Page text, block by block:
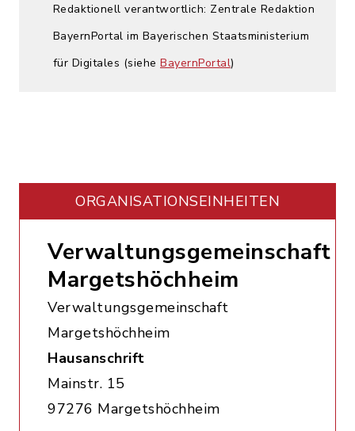
Redaktionell verantwortlich: Zentrale Redaktion
BayernPortal im Bayerischen Staatsministerium
für Digitales (siehe BayernPortal)
ORGANISATIONS­EINHEITEN
Verwaltungsgemeinschaft
Margetshöchheim
Verwaltungsgemeinschaft
Margetshöchheim
Hausanschrift
Mainstr. 15
97276 Margetshöchheim